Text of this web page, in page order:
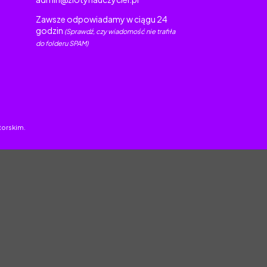
Zawsze odpowiadamy w ciągu 24
godzin (Sprawdź, czy wiadomość nie trafiła
do folderu SPAM)